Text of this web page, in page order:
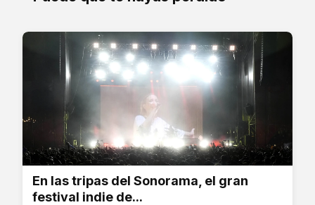
En las tripas del Sonorama, el gran
festival indie de...